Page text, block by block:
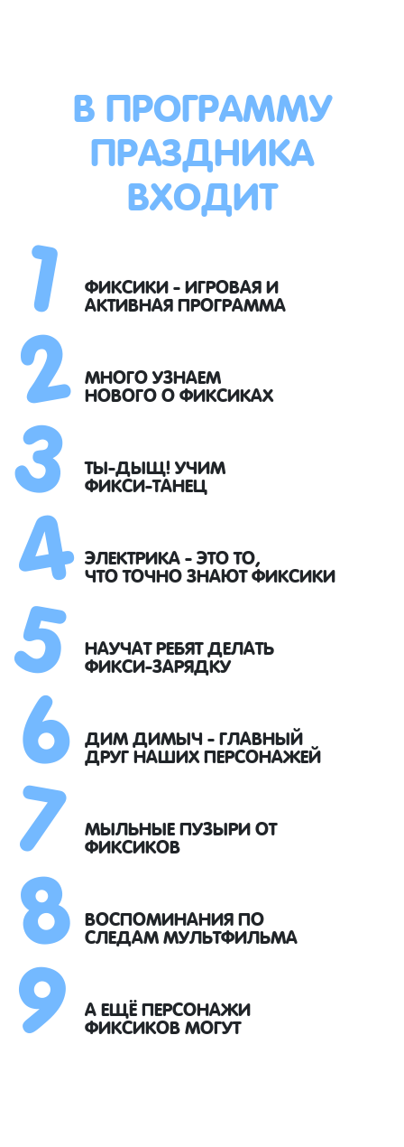
В ПРОГРАММУ
ПРАЗДНИКА
ВХОДИТ
ФИКСИКИ - ИГРОВАЯ И
АКТИВНАЯ ПРОГРАММА
МНОГО УЗНАЕМ
НОВОГО О ФИКСИКАХ
ТЫ-ДЫЩ! УЧИМ
ФИКСИ-ТАНЕЦ
ЭЛЕКТРИКА - ЭТО ТО,
ЧТО ТОЧНО ЗНАЮТ ФИКСИКИ
НАУЧАТ РЕБЯТ ДЕЛАТЬ
ФИКСИ-ЗАРЯДКУ
ДИМ ДИМЫЧ - ГЛАВНЫЙ
ДРУГ НАШИХ ПЕРСОНАЖЕЙ
МЫЛЬНЫЕ ПУЗЫРИ ОТ
ФИКСИКОВ
ВОСПОМИНАНИЯ ПО
СЛЕДАМ МУЛЬТФИЛЬМА
А ЕЩЁ ПЕРСОНАЖИ
ФИКСИКОВ МОГУТ